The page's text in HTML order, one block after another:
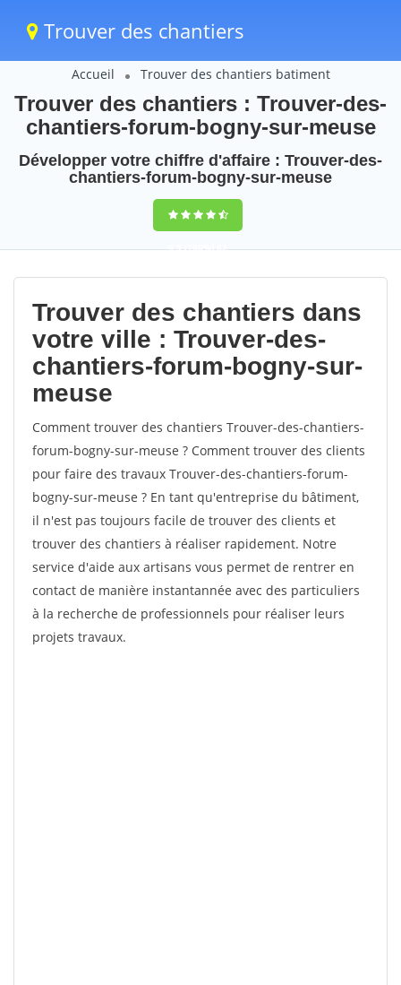
Trouver des chantiers
Accueil Trouver des chantiers batiment
Trouver des chantiers : Trouver-des-
chantiers-forum-bogny-sur-meuse
Développer votre chiffre d'affaire : Trouver-des-
chantiers-forum-bogny-sur-meuse
9,5(100%)82
votes
Trouver des chantiers dans
votre ville : Trouver-des-
chantiers-forum-bogny-sur-
meuse
Comment trouver des chantiers Trouver-des-chantiers-
forum-bogny-sur-meuse ? Comment trouver des clients
pour faire des travaux Trouver-des-chantiers-forum-
bogny-sur-meuse ? En tant qu'entreprise du bâtiment,
il n'est pas toujours facile de trouver des clients et
trouver des chantiers à réaliser rapidement. Notre
service d'aide aux artisans vous permet de rentrer en
contact de manière instantannée avec des particuliers
à la recherche de professionnels pour réaliser leurs
projets travaux.